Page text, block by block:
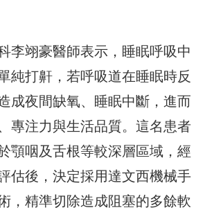
李翊豪醫師表示，睡眠呼吸中
純打鼾，若呼吸道在睡眠時反
成夜間缺氧、睡眠中斷，進而
專注力與生活品質。這名患者
顎咽及舌根等較深層區域，經
估後，決定採用達文西機械手
，精準切除造成阻塞的多餘軟